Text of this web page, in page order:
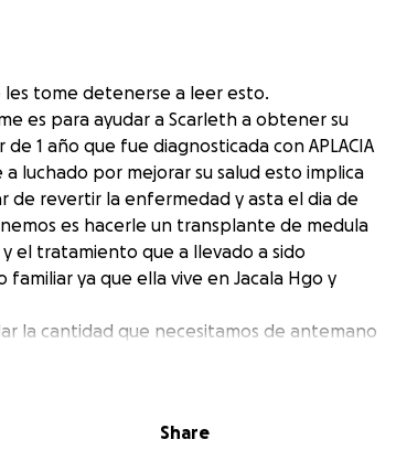
tome detenerse a leer esto.
es para ayudar a Scarleth a obtener su
1 año que fue diagnosticada con APLACIA
a luchado por mejorar su salud esto implica
revertir la enfermedad y asta el dia de
es hacerle un transplante de medula
el tratamiento que a llevado a sido
ya que ella vive en Jacala Hgo y
la cantidad que necesitamos de antemano
Share